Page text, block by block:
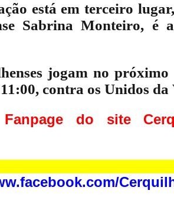
está em terceiro
Sabrina Monteiro, é
jogam no próximo
contra os Unidos
do site